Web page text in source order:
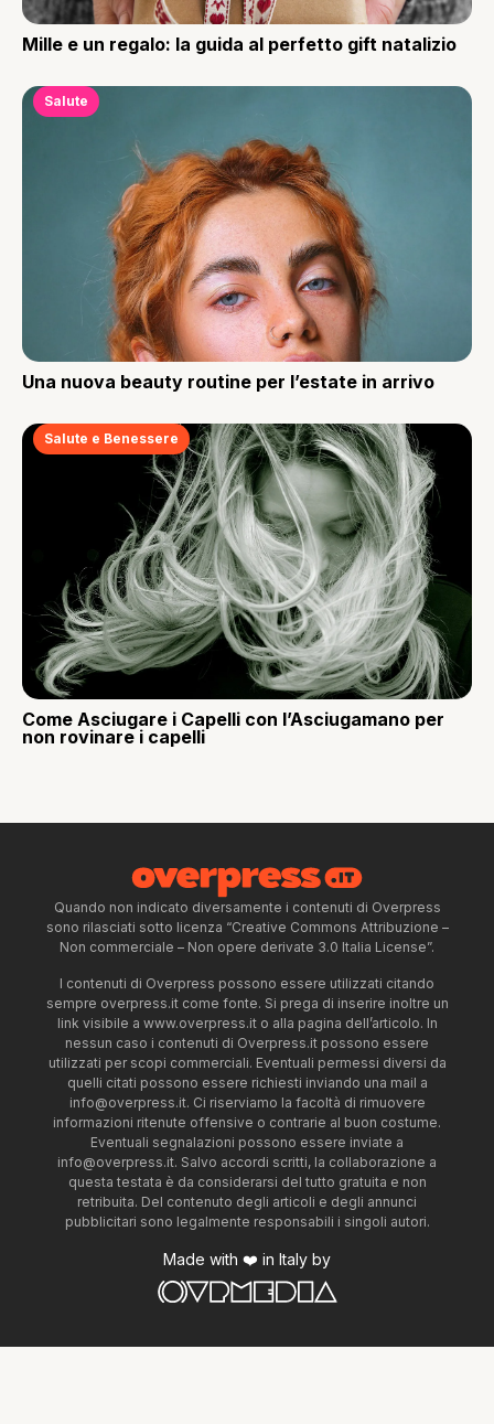
Mille e un regalo: la guida al perfetto gift natalizio
Salute
Una nuova beauty routine per l’estate in arrivo
Salute e Benessere
Come Asciugare i Capelli con l’Asciugamano per
non rovinare i capelli
Quando non indicato diversamente i contenuti di Overpress
sono rilasciati sotto licenza “Creative Commons Attribuzione –
Non commerciale – Non opere derivate 3.0 Italia License”.
I contenuti di Overpress possono essere utilizzati citando
sempre overpress.it come fonte. Si prega di inserire inoltre un
link visibile a www.overpress.it o alla pagina dell’articolo. In
nessun caso i contenuti di Overpress.it possono essere
utilizzati per scopi commerciali. Eventuali permessi diversi da
quelli citati possono essere richiesti inviando una mail a
info@overpress.it. Ci riserviamo la facoltà di rimuovere
informazioni ritenute offensive o contrarie al buon costume.
Eventuali segnalazioni possono essere inviate a
info@overpress.it. Salvo accordi scritti, la collaborazione a
questa testata è da considerarsi del tutto gratuita e non
retribuita. Del contenuto degli articoli e degli annunci
pubblicitari sono legalmente responsabili i singoli autori.
Made with ❤️ in Italy by